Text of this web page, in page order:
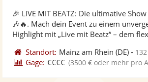
🎉 LIVE MIT BEATZ: Die ultimative
🎶🔥. Mach dein Event zu einem
Highlight mit „Live mit Beatz“ – dem
Standort: Mainz am Rhein (DE) -
Gage: €€€€ (3500 € oder mehr pro